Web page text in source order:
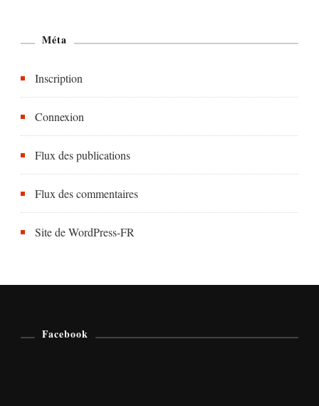
Méta
Inscription
Connexion
Flux des publications
Flux des commentaires
Site de WordPress-FR
Facebook